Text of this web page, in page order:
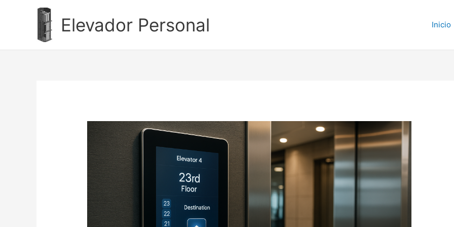
Elevador Personal Inicio